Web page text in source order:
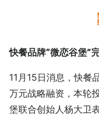
快餐品牌“微恋谷堡”
11月15日消息，快餐
万元战略融资，本轮
堡联合创始人杨大卫